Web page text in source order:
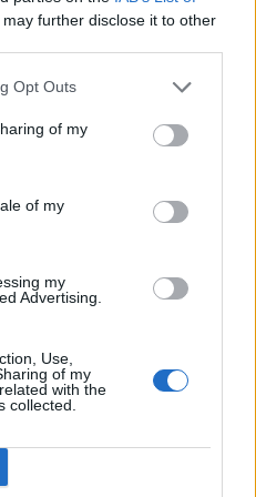
may further disclose it to other
Opt Outs
of my
of my
my
Advertising.
Use,
of my
with the
collected.
ξεκίνησε το πρόγραμμα
ΕΔΟΕΑΠ
και νέο Διοικητικό Συμβούλιο -
δολάρια στην KG Mobility
ευρώ